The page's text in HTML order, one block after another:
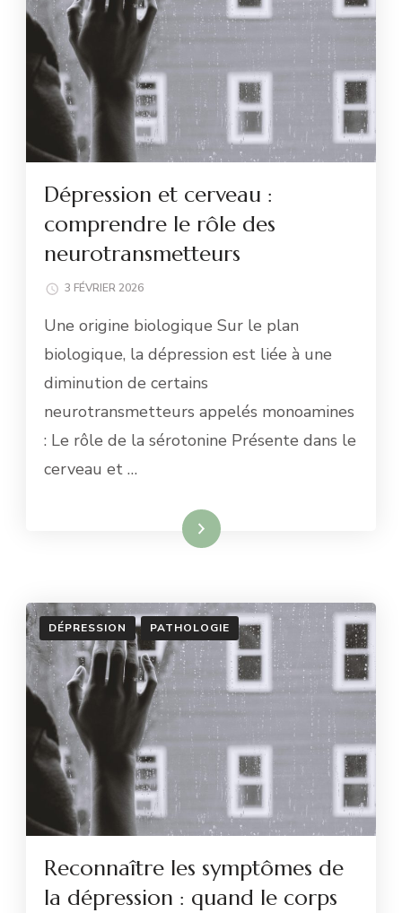
Dépression et cerveau :
comprendre le rôle des
neurotransmetteurs
3 FÉVRIER 2026
Une origine biologique Sur le plan
biologique, la dépression est liée à une
diminution de certains
neurotransmetteurs appelés monoamines
: Le rôle de la sérotonine Présente dans le
cerveau et …
Lire la suite
DÉPRESSION PATHOLOGIE
Reconnaître les symptômes de
la dépression : quand le corps